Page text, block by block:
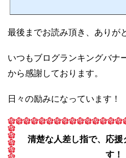
最後までお読み頂き、ありが
いつもブログランキングバナ
から感謝しております。
日々の励みになっています！
清楚な人差し指で、応援
す！